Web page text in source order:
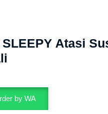
Atasi
by WA